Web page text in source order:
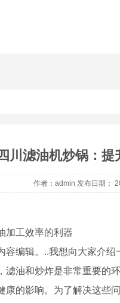
四川滤油机炒锅：
作者：admin 发布日期：
加工效率的利器
容编辑。..我想向大家介
滤油和炒炸是非常重要的
的影响。为了解决这些